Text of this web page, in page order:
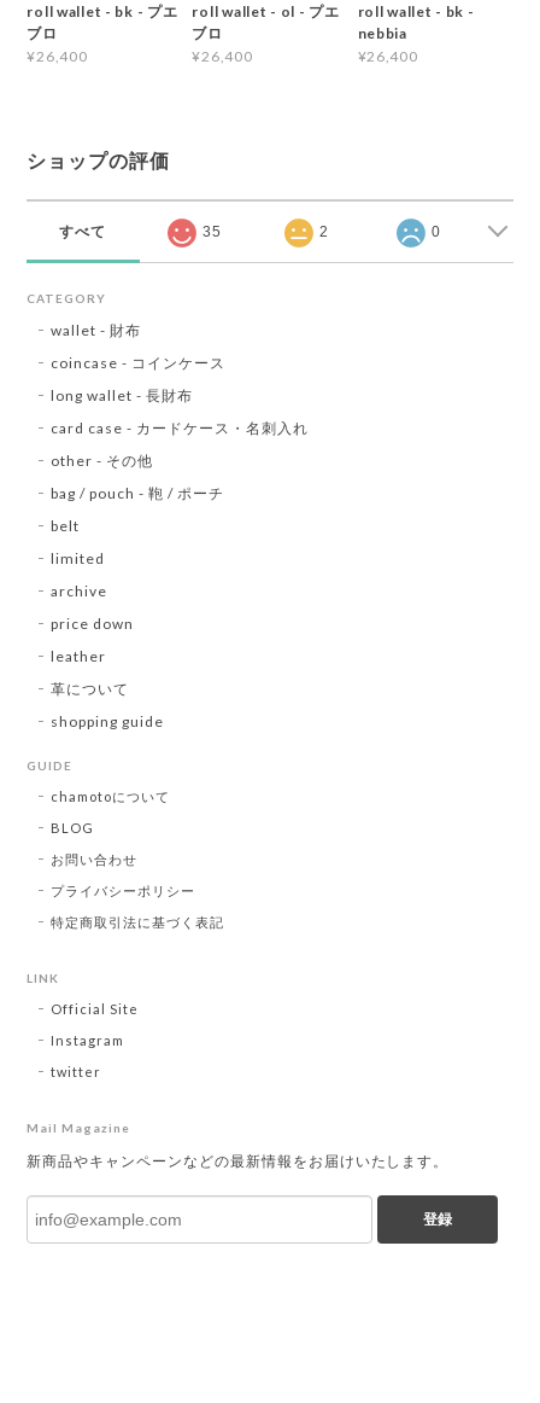
roll wallet - bk - プエ
ブロ
¥26,400
roll wallet - ol - プエ
ブロ
¥26,400
roll wallet - bk -
nebbia
¥26,400
ショップの評価
すべて 35 2 0
CATEGORY
wallet - 財布
coincase - コインケース
long wallet - 長財布
card case - カードケース・名刺入れ
other - その他
bag / pouch - 鞄 / ポーチ
belt
limited
archive
price down
leather
革について
shopping guide
GUIDE
chamotoについて
BLOG
お問い合わせ
プライバシーポリシー
特定商取引法に基づく表記
LINK
Official Site
Instagram
twitter
Mail Magazine
新商品やキャンペーンなどの最新情報をお届けいたします。
登録